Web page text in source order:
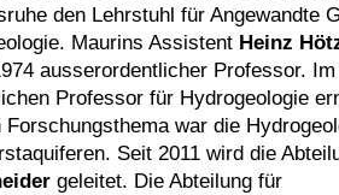
den Lehrstuhl für Angewandte
Maurins Assistent Heinz
ausserordentlicher Professor.
Professor für Hydrogeologie
war die
Seit 2011 wird die
geleitet. Die Abteilung für